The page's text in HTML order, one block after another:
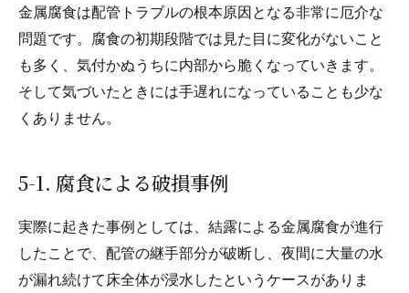
金属腐食は配管トラブルの根本原因となる非常に厄介な
問題です。腐食の初期段階では見た目に変化がないこと
も多く、気付かぬうちに内部から脆くなっていきます。
そして気づいたときには手遅れになっていることも少な
くありません。
5-1. 腐食による破損事例
実際に起きた事例としては、結露による金属腐食が進行
したことで、配管の継手部分が破断し、夜間に大量の水
が漏れ続けて床全体が浸水したというケースがありま